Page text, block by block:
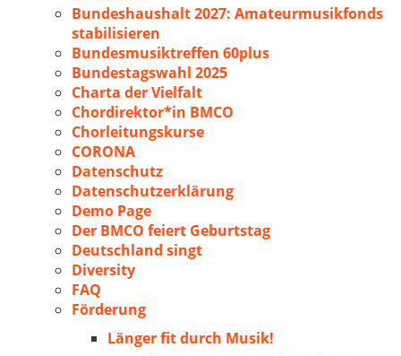
Bundeshaushalt 2027: Amateurmusikfonds
stabilisieren
Bundesmusiktreffen 60plus
Bundestagswahl 2025
Charta der Vielfalt
Chordirektor*in BMCO
Chorleitungskurse
CORONA
Datenschutz
Datenschutzerklärung
Demo Page
Der BMCO feiert Geburtstag
Deutschland singt
Diversity
FAQ
Förderung
Länger fit durch Musik!